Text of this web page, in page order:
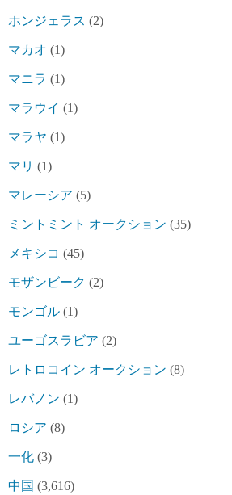
ホンジェラス (2)
マカオ (1)
マニラ (1)
マラウイ (1)
マラヤ (1)
マリ (1)
マレーシア (5)
ミントミント オークション (35)
メキシコ (45)
モザンビーク (2)
モンゴル (1)
ユーゴスラビア (2)
レトロコイン オークション (8)
レバノン (1)
ロシア (8)
一化 (3)
中国 (3,616)